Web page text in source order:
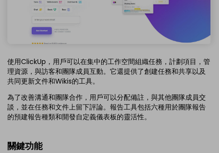
使用ClickUp，用戶可以在集中的工作空間組織任務，計劃項目，管
理資源，與訪客和團隊成員互動。它還提供了創建任務和共享以及
共同更新文件和Wikis的工具。
為了改善溝通和團隊合作，用戶可以分配備註，與其他團隊成員交
談，並在任務和文件上留下評論。報告工具包括六種用於團隊報告
的預建報告種類和開發自定義儀表板的靈活性。
關鍵功能